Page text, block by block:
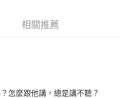
相關推薦
怎麼跟他講，總是講不聽？